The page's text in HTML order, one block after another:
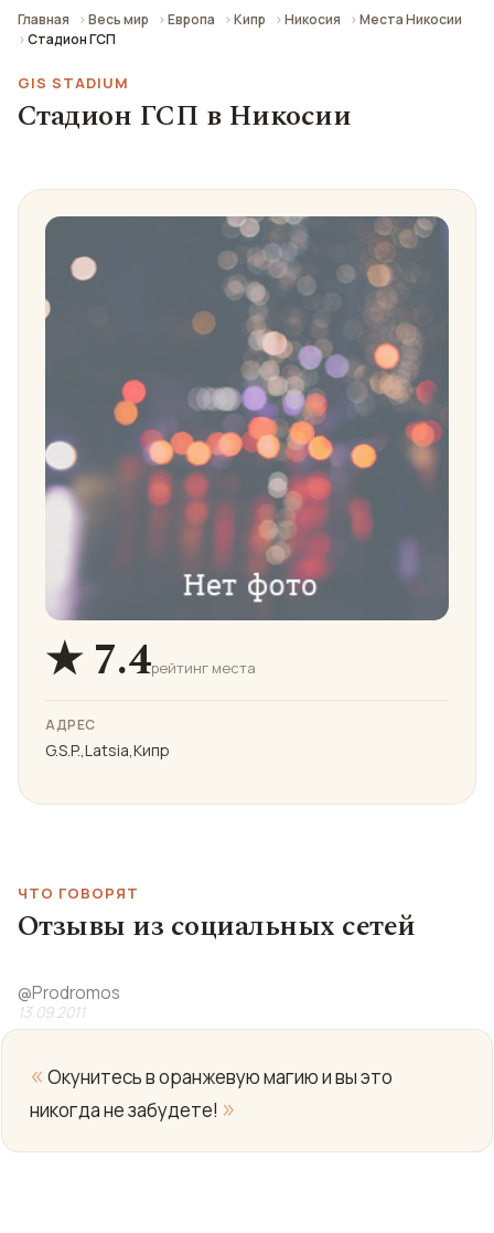
Главная Весь мир Европа Кипр Никосия
Места Никосии
Стадион ГСП
GIS STADIUM
Стадион ГСП в Никосии
★ 7.4рейтинг места
АДРЕС
G.S.P.,Latsia,Кипр
ЧТО ГОВОРЯТ
Отзывы из социальных сетей
@Prodromos
13.09.2011
« Окунитесь в оранжевую магию и вы это
никогда не забудете! »